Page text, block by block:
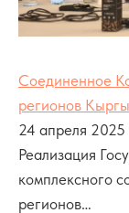
Соединенное
регионов
24 апреля 2025
Реализация
комплексного
регионов…